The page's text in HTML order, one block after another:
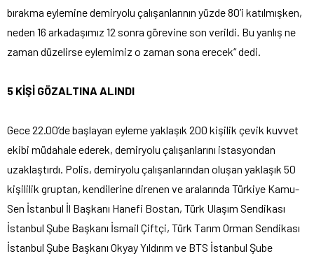
bırakma eylemine demiryolu çalışanlarının yüzde 80’i katılmışken,
neden 16 arkadaşımız 12 sonra görevine son verildi. Bu yanlış ne
zaman düzelirse eylemimiz o zaman sona erecek“ dedi.
5 KİŞİ GÖZALTINA ALINDI
Gece 22.00’de başlayan eyleme yaklaşık 200 kişilik çevik kuvvet
ekibi müdahale ederek, demiryolu çalışanlarını istasyondan
uzaklaştırdı. Polis, demiryolu çalışanlarından oluşan yaklaşık 50
kişililik gruptan, kendilerine direnen ve aralarında Türkiye Kamu-
Sen İstanbul İl Başkanı Hanefi Bostan, Türk Ulaşım Sendikası
İstanbul Şube Başkanı İsmail Çiftçi, Türk Tarım Orman Sendikası
İstanbul Şube Başkanı Okyay Yıldırım ve BTS İstanbul Şube